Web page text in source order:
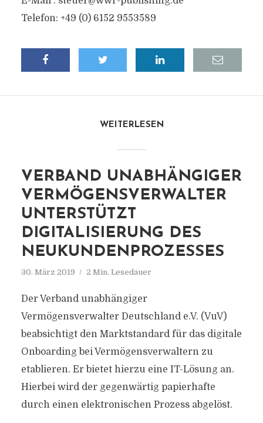
Telefon: +49 (0) 6152 9553589
WEITERLESEN
VERBAND UNABHÄNGIGER
VERMÖGENSVERWALTER
UNTERSTÜTZT
DIGITALISIERUNG DES
NEUKUNDENPROZESSES
30. März 2019 2 Min. Lesedauer
Der Verband unabhängiger
Vermögensverwalter Deutschland e.V. (VuV)
beabsichtigt den Marktstandard für das digitale
Onboarding bei Vermögensverwaltern zu
etablieren. Er bietet hierzu eine IT-Lösung an.
Hierbei wird der gegenwärtig papierhafte
durch einen elektronischen Prozess abgelöst.